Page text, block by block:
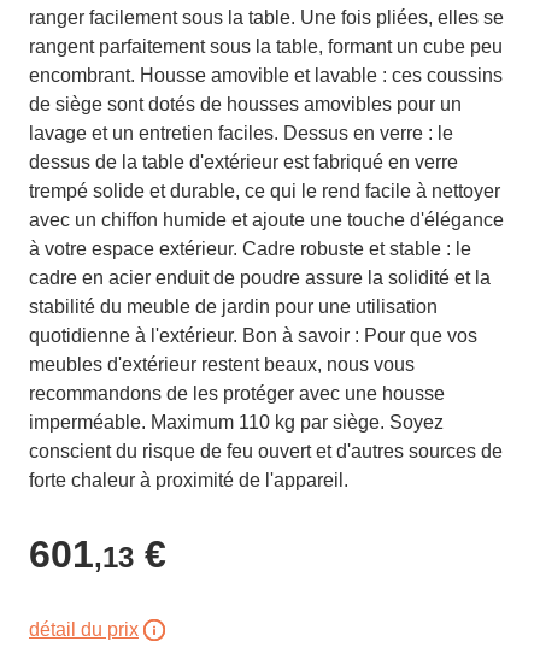
ranger facilement sous la table. Une fois pliées, elles se
rangent parfaitement sous la table, formant un cube peu
encombrant. Housse amovible et lavable : ces coussins
de siège sont dotés de housses amovibles pour un
lavage et un entretien faciles. Dessus en verre : le
dessus de la table d'extérieur est fabriqué en verre
trempé solide et durable, ce qui le rend facile à nettoyer
avec un chiffon humide et ajoute une touche d'élégance
à votre espace extérieur. Cadre robuste et stable : le
cadre en acier enduit de poudre assure la solidité et la
stabilité du meuble de jardin pour une utilisation
quotidienne à l'extérieur. Bon à savoir : Pour que vos
meubles d'extérieur restent beaux, nous vous
recommandons de les protéger avec une housse
imperméable. Maximum 110 kg par siège. Soyez
conscient du risque de feu ouvert et d'autres sources de
forte chaleur à proximité de l'appareil.
601,13 €
détail du prix